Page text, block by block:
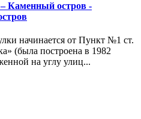
Каменный остров -
начинается от Пункт №1 ст.
(была построена в 1982
на углу улиц...